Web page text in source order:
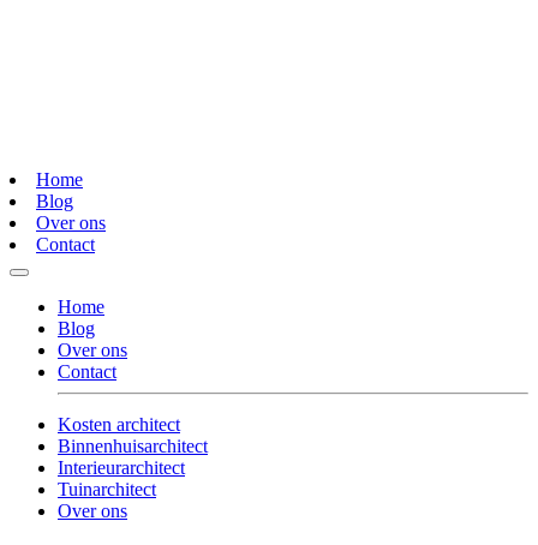
Home
Blog
Over ons
Contact
Home
Blog
Over ons
Contact
Kosten architect
Binnenhuisarchitect
Interieurarchitect
Tuinarchitect
Over ons